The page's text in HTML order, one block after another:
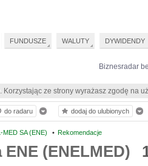
Biznesradar
Korzystając ze strony wyrażasz zgodę na
MED SA (ENE) • Rekomendacje
(ENELMED)
do radaru dodaj do ulubionych
FUNDUSZE WALUTY DYWIDENDY